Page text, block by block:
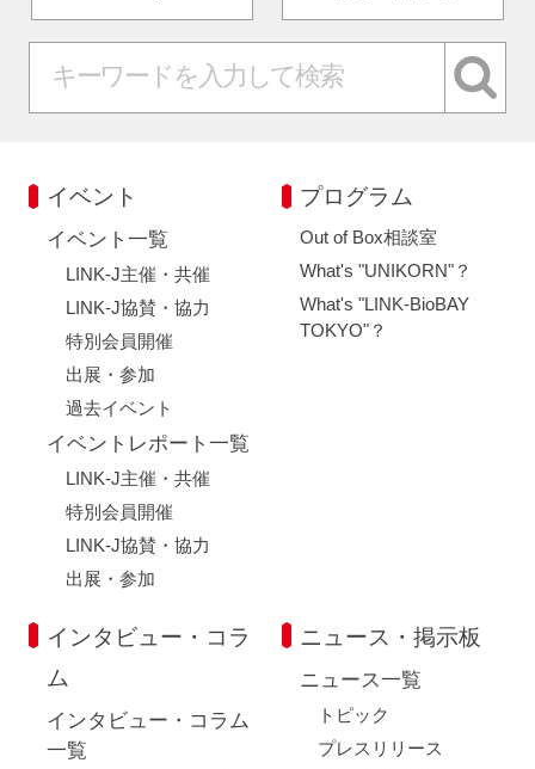
イベント
イベント一覧
LINK-J主催・共催
LINK-J協賛・協力
特別会員開催
出展・参加
過去イベント
イベントレポート一覧
LINK-J主催・共催
特別会員開催
LINK-J協賛・協力
出展・参加
プログラム
Out of Box相談室
What's "UNIKORN"？
What's "LINK-BioBAY
TOKYO"？
インタビュー・コラ
ム
インタビュー・コラム
一覧
ニュース・掲示板
ニュース一覧
トピック
プレスリリース